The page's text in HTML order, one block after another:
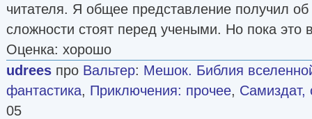
читателя. Я общее представление получил об
сложности стоят перед учеными. Но пока это
Оценка: хорошо
udrees про Вальтер: Мешок. Библия
фантастика, Приключения: прочее, Самиздат,
05